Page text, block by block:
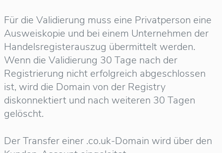
Für die Validierung muss eine Privatperson eine
Ausweiskopie und bei einem Unternehmen der
Handelsregisterauszug übermittelt werden.
Wenn die Validierung 30 Tage nach der
Registrierung nicht erfolgreich abgeschlossen
ist, wird die Domain von der Registry
diskonnektiert und nach weiteren 30 Tagen
gelöscht.
Der Transfer einer .co.uk-Domain wird über den